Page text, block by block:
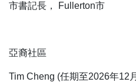
市書記長， Fullerton市
亞裔社區
Tim Cheng (任期至2026年12